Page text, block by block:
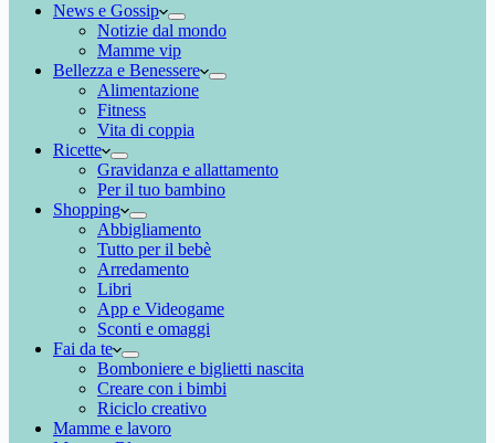
News e Gossip
Notizie dal mondo
Mamme vip
Bellezza e Benessere
Alimentazione
Fitness
Vita di coppia
Ricette
Gravidanza e allattamento
Per il tuo bambino
Shopping
Abbigliamento
Tutto per il bebè
Arredamento
Libri
App e Videogame
Sconti e omaggi
Fai da te
Bomboniere e biglietti nascita
Creare con i bimbi
Riciclo creativo
Mamme e lavoro